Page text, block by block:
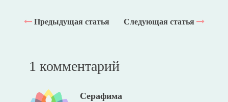
Предыдущая статья Следующая статья
1 комментарий
Серафима